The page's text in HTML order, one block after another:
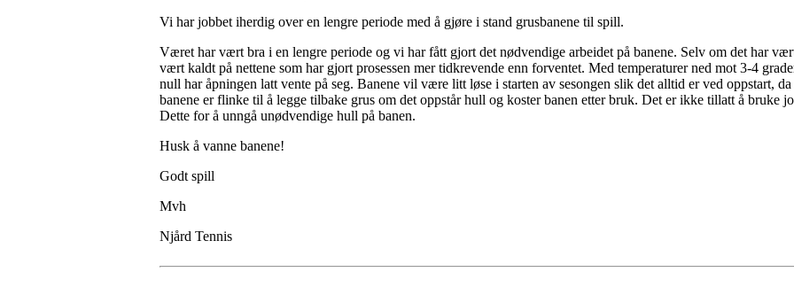
Vi har jobbet iherdig over en lengre periode med å gjøre i stand grusbanene til spill.
Været har vært bra i en lengre periode og vi har fått gjort det nødvendige arbeidet på banene. Selv om det har
vært kaldt på nettene som har gjort prosessen mer tidkrevende enn forventet. Med temperaturer ned mot 3-4
null har åpningen latt vente på seg. Banene vil være litt løse i starten av sesongen slik det alltid er ved oppstart,
banene er flinke til å legge tilbake grus om det oppstår hull og koster banen etter bruk. Det er ikke tillatt å bruke
Dette for å unngå unødvendige hull på banen.
Husk å vanne banene!
Godt spill
Mvh
Njård Tennis